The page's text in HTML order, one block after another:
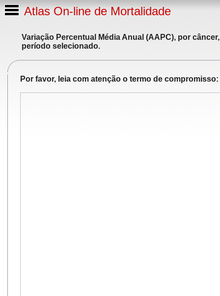
Atlas On-line de Mortalidade
Variação Percentual Média Anual (AAPC), por
período selecionado.
Por favor, leia com atenção o termo de compromisso: